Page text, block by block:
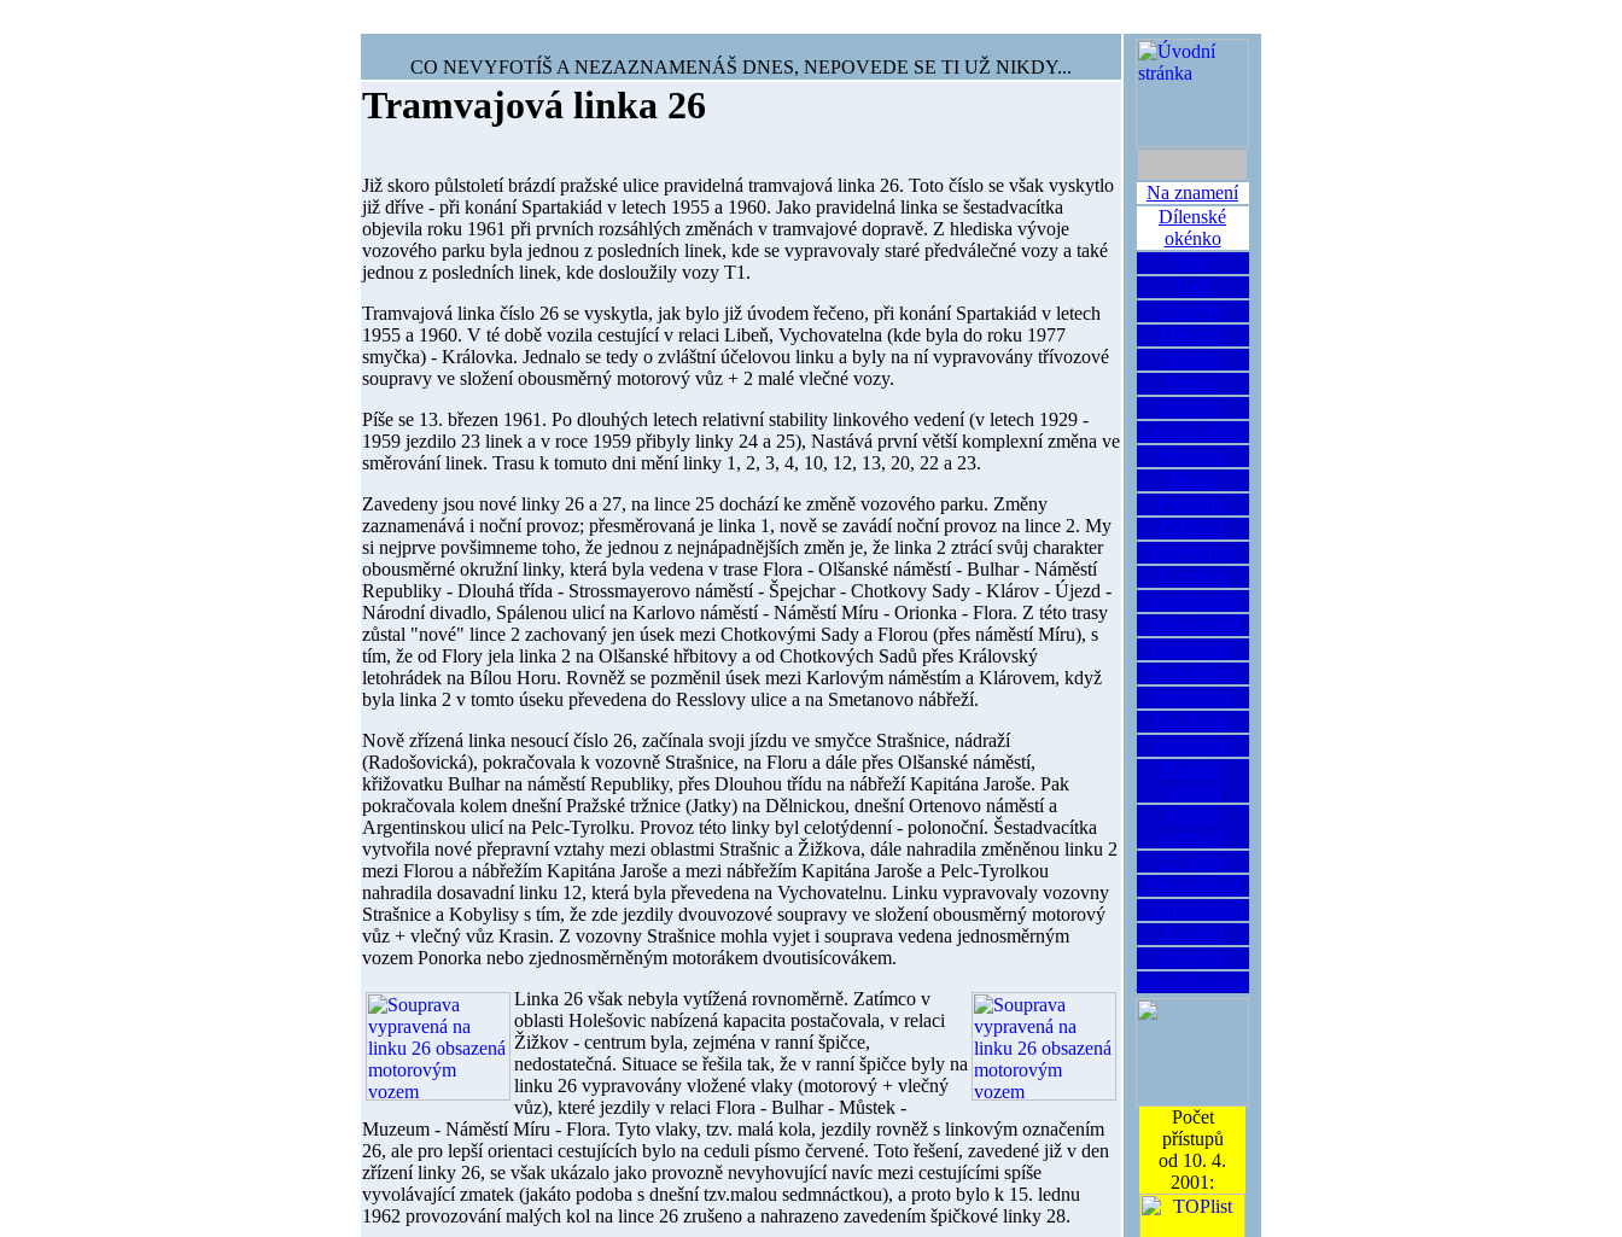
CO NEVYFOTÍŠ A NEZAZNAMENÁŠ DNES, NEPOVEDE SE TI UŽ NIKDY...
Na znamení
Dílenské
okénko
Vozy
Tratě
Vozovny
Měnírny
Návěsti
Provoz
Jízdenky
Lanové dráhy
Muzeum
Mosty
Fototéma
Odjinud
Pohlednice
Z archivu
Scanjournal
Videožurnál
Fotožurnál
Tram-fórum
Preference
Facebook
Instagram
Hledání
spojení
Poloha
tramvají
22. kolej
Přezkoušení
Vyhledávání
Kontakt
Suvenýry
Aktualizováno
Počet
přístupů
od 10. 4.
2001:
Tramvajová linka 26
Již skoro půlstoletí brázdí pražské ulice pravidelná tramvajová linka 26. Toto číslo se však vyskytlo
již dříve - při konání Spartakiád v letech 1955 a 1960. Jako pravidelná linka se šestadvacítka
objevila roku 1961 při prvních rozsáhlých změnách v tramvajové dopravě. Z hlediska vývoje
vozového parku byla jednou z posledních linek, kde se vypravovaly staré předválečné vozy a také
jednou z posledních linek, kde dosloužily vozy T1.
Tramvajová linka číslo 26 se vyskytla, jak bylo již úvodem řečeno, při konání Spartakiád v letech
1955 a 1960. V té době vozila cestující v relaci Libeň, Vychovatelna (kde byla do roku 1977
smyčka) - Královka. Jednalo se tedy o zvláštní účelovou linku a byly na ní vypravovány třívozové
soupravy ve složení obousměrný motorový vůz + 2 malé vlečné vozy.
Píše se 13. březen 1961. Po dlouhých letech relativní stability linkového vedení (v letech 1929 -
1959 jezdilo 23 linek a v roce 1959 přibyly linky 24 a 25), Nastává první větší komplexní změna ve
směrování linek. Trasu k tomuto dni mění linky 1, 2, 3, 4, 10, 12, 13, 20, 22 a 23.
Zavedeny jsou nové linky 26 a 27, na lince 25 dochází ke změně vozového parku. Změny
zaznamenává i noční provoz; přesměrovaná je linka 1, nově se zavádí noční provoz na lince 2. My
si nejprve povšimneme toho, že jednou z nejnápadnějších změn je, že linka 2 ztrácí svůj charakter
obousměrné okružní linky, která byla vedena v trase Flora - Olšanské náměstí - Bulhar - Náměstí
Republiky - Dlouhá třída - Strossmayerovo náměstí - Špejchar - Chotkovy Sady - Klárov - Újezd -
Národní divadlo, Spálenou ulicí na Karlovo náměstí - Náměstí Míru - Orionka - Flora. Z této trasy
zůstal "nové" lince 2 zachovaný jen úsek mezi Chotkovými Sady a Florou (přes náměstí Míru), s
tím, že od Flory jela linka 2 na Olšanské hřbitovy a od Chotkových Sadů přes Královský
letohrádek na Bílou Horu. Rovněž se pozměnil úsek mezi Karlovým náměstím a Klárovem, když
byla linka 2 v tomto úseku převedena do Resslovy ulice a na Smetanovo nábřeží.
Nově zřízená linka nesoucí číslo 26, začínala svoji jízdu ve smyčce Strašnice, nádraží
(Radošovická), pokračovala k vozovně Strašnice, na Floru a dále přes Olšanské náměstí,
křižovatku Bulhar na náměstí Republiky, přes Dlouhou třídu na nábřeží Kapitána Jaroše. Pak
pokračovala kolem dnešní Pražské tržnice (Jatky) na Dělnickou, dnešní Ortenovo náměstí a
Argentinskou ulicí na Pelc-Tyrolku. Provoz této linky byl celotýdenní - polonoční. Šestadvacítka
vytvořila nové přepravní vztahy mezi oblastmi Strašnic a Žižkova, dále nahradila změněnou linku 2
mezi Florou a nábřežím Kapitána Jaroše a mezi nábřežím Kapitána Jaroše a Pelc-Tyrolkou
nahradila dosavadní linku 12, která byla převedena na Vychovatelnu. Linku vypravovaly vozovny
Strašnice a Kobylisy s tím, že zde jezdily dvouvozové soupravy ve složení obousměrný motorový
vůz + vlečný vůz Krasin. Z vozovny Strašnice mohla vyjet i souprava vedena jednosměrným
vozem Ponorka nebo zjednosměrněným motorákem dvoutisícovákem.
Linka 26 však nebyla vytížená rovnoměrně. Zatímco v
oblasti Holešovic nabízená kapacita postačovala, v relaci
Žižkov - centrum byla, zejména v ranní špičce,
nedostatečná. Situace se řešila tak, že v ranní špičce byly na
linku 26 vypravovány vložené vlaky (motorový + vlečný
vůz), které jezdily v relaci Flora - Bulhar - Můstek -
Muzeum - Náměstí Míru - Flora. Tyto vlaky, tzv. malá kola, jezdily rovněž s linkovým označením
26, ale pro lepší orientaci cestujících bylo na ceduli písmo červené. Toto řešení, zavedené již v den
zřízení linky 26, se však ukázalo jako provozně nevyhovující navíc mezi cestujícími spíše
vyvolávající zmatek (jakáto podoba s dnešní tzv.malou sedmnáctkou), a proto bylo k 15. lednu
1962 provozování malých kol na lince 26 zrušeno a nahrazeno zavedením špičkové linky 28.